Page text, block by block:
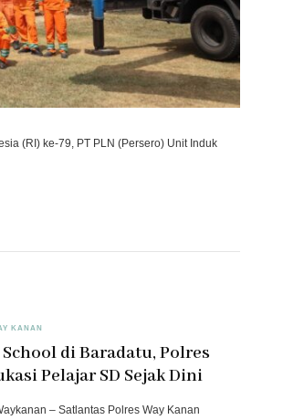
(RI) ke-79, PT PLN (Persero) Unit Induk
KANAN
di Baradatu, Polres
Pelajar SD Sejak Dini
– Satlantas Polres Way Kanan